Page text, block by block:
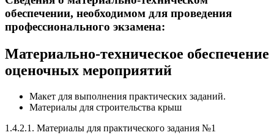
обеспечении, необходимом для проведения
профессионального экзамена:
Материально-техническое обеспечение
оценочных мероприятий
Макет для выполнения практических заданий.
Материалы для строительства крыш
1.4.2.1. Материалы для практического задания №1